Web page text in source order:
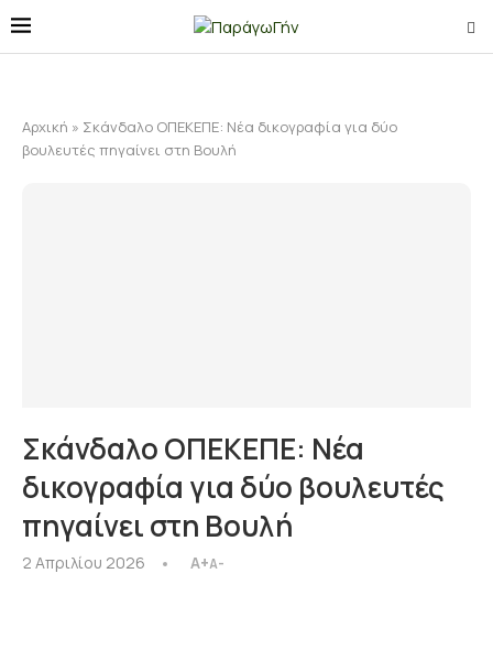
Αρχική » Σκάνδαλο ΟΠΕΚΕΠΕ: Νέα δικογραφία για δύο
βουλευτές πηγαίνει στη Βουλή
Σκάνδαλο ΟΠΕΚΕΠΕ: Νέα
δικογραφία για δύο βουλευτές
πηγαίνει στη Βουλή
2 Απριλίου 2026 A+A-